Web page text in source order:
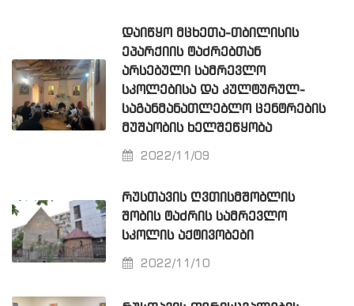
ᲓᲐᲘᲬᲧᲝ ᲛᲪᲮᲔᲗᲐ-ᲗᲑᲘᲚᲘᲡᲘᲡ
ᲔᲞᲐᲠᲥᲘᲘᲡ ᲢᲐᲫᲠᲔᲑᲗᲐᲜ
ᲐᲠᲡᲔᲑᲣᲚᲘ ᲡᲐᲛᲠᲔᲕᲚᲝ
ᲡᲙᲝᲚᲔᲑᲘᲡᲐ ᲓᲐ ᲙᲣᲚᲢᲣᲠᲣᲚ-
ᲡᲐᲒᲐᲜᲛᲐᲜᲐᲗᲚᲔᲑᲚᲝ ᲪᲔᲜᲢᲠᲔᲑᲘᲡ
ᲛᲣᲨᲐᲝᲑᲘᲡ ᲮᲔᲚᲨᲔᲬᲧᲝᲑᲐ
2022/11/09
ᲠᲣᲡᲗᲐᲕᲘᲡ ᲦᲕᲗᲘᲡᲛᲨᲝᲑᲚᲘᲡ
ᲨᲝᲑᲘᲡ ᲢᲐᲫᲠᲘᲡ ᲡᲐᲛᲠᲔᲕᲚᲝ
ᲡᲙᲝᲚᲘᲡ ᲐᲥᲢᲘᲕᲝᲑᲔᲑᲘ
2022/11/10